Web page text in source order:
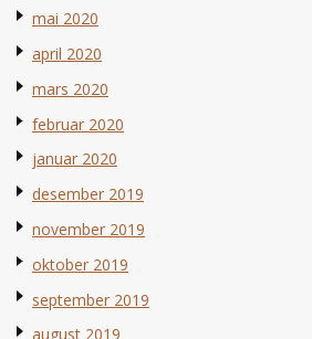
mai 2020
april 2020
mars 2020
februar 2020
januar 2020
desember 2019
november 2019
oktober 2019
september 2019
august 2019